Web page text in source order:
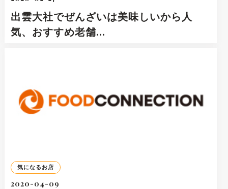
出雲大社でぜんざいは美味しいから人
気、おすすめ老舗…
気になるお店
2020-04-09